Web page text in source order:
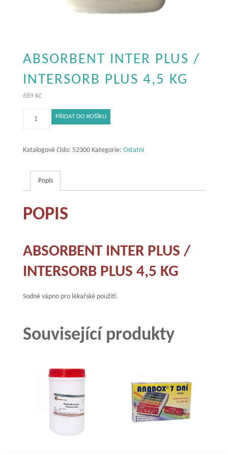
ABSORBENT INTER PLUS /
INTERSORB PLUS 4,5 KG
689 Kč
Absorbent
/
Plus
množství
PŘIDAT DO KOŠÍKU
Katalogové číslo: 52300 Kategorie: Ostatní
Popis
POPIS
ABSORBENT INTER PLUS /
INTERSORB PLUS 4,5 KG
Sodné vápno pro lékařské použití.
Související produkty